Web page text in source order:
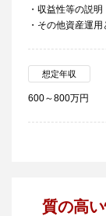
・収益性等の説明
・その他資産運
想定年収
600～800万円
質の高